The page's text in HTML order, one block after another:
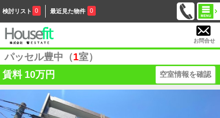
検討リスト 0 最近見た物件 0
お問合せ
パッセル豊中（1室）
賃料 10万円 空室情報を確認